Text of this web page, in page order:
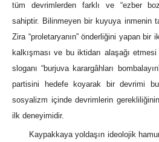
tüm devrimlerden farklı ve “ezber
sahiptir. Bilinmeyen bir kuyuya inmenin
Zira “proletaryanın” önderliğini yapan bir
kalkışması ve bu iktidarı alaşağı
sloganı “burjuva karargâhları
partisini hedefe koyarak bir devrimi
sosyalizm içinde devrimlerin
ilk deneyimidir.
Kaypakkaya yoldaşın ideolojik